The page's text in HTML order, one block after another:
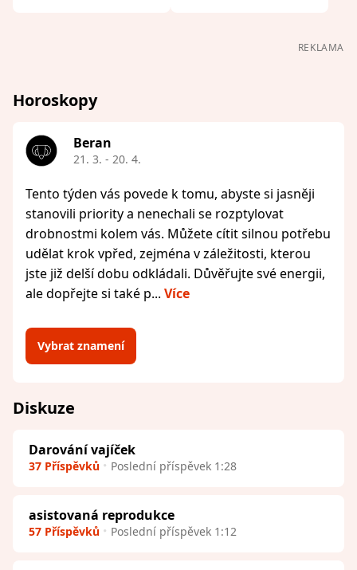
REKLAMA
Horoskopy
Beran
21. 3. - 20. 4.
Tento týden vás povede k tomu, abyste si jasněji
stanovili priority a nenechali se rozptylovat
drobnostmi kolem vás. Můžete cítit silnou potřebu
udělat krok vpřed, zejména v záležitosti, kterou
jste již delší dobu odkládali. Důvěřujte své energii,
ale dopřejte si také p... Více
Vybrat znamení
Diskuze
Darování vajíček
37 Příspěvků Poslední příspěvek 1:28
asistovaná reprodukce
57 Příspěvků Poslední příspěvek 1:12